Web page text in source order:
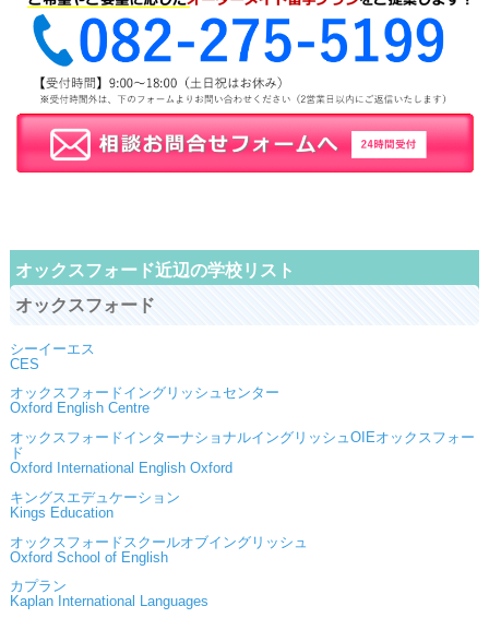
オックスフォード近辺の学校リスト
オックスフォード
シーイーエス
CES
オックスフォードイングリッシュセンター
Oxford English Centre
オックスフォードインターナショナルイングリッシュOIEオックスフォー
ド
Oxford International English Oxford
キングスエデュケーション
Kings Education
オックスフォードスクールオブイングリッシュ
Oxford School of English
カプラン
Kaplan International Languages